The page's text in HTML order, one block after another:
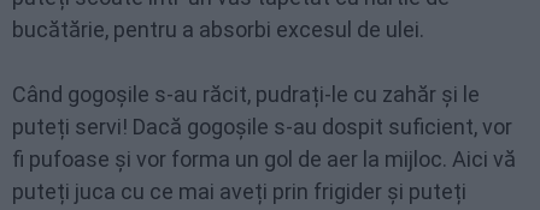
bucătărie, pentru a absorbi excesul de ulei.
Când gogoșile s-au răcit, pudrați-le cu zahăr și le
puteți servi! Dacă gogoșile s-au dospit suficient, vor
fi pufoase și vor forma un gol de aer la mijloc. Aici vă
puteți juca cu ce mai aveți prin frigider și puteți